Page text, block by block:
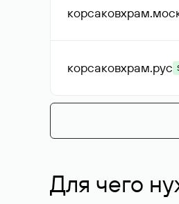
корсаковхрам
корсаковхрам.рус
Для чего